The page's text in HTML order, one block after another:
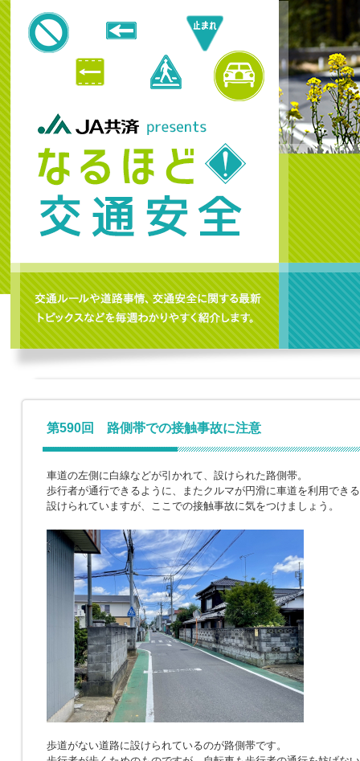
第590回 路側帯での接触事故に注意
車道の左側に白線などが引かれて、設けられた路側帯。
歩行者が通行できるように、またクルマが円滑に車道を利用でき
設けられていますが、ここでの接触事故に気をつけましょう。
歩道がない道路に設けられているのが路側帯です。